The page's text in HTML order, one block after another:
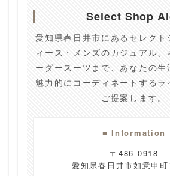
Select Shop
愛知県春日井市にあるセレク
ィース・メンズのカジュアル、
ーダースーツまで、あなたの生
魅力的にコーディネートするラ
ご提案します。
■ Information
〒486-0918
愛知県春日井市如意申